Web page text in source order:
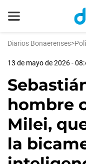
Diarios Bonaerenses>
13 de mayo de 2026 -
hombre
Milei,
la